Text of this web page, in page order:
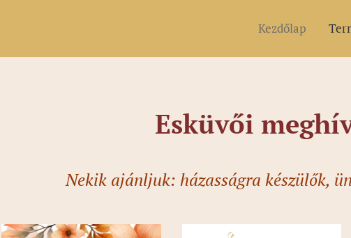
Kezdőlap
Esküvői
Nekik ajánljuk: házasságra készülők,